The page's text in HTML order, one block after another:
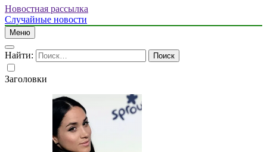
Новостная рассылка
Случайные новости
Меню
Найти:
Заголовки